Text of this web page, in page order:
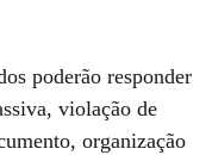
poderão responder
violação de
organização